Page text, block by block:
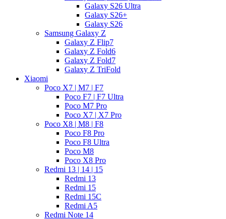
Galaxy S26 Ultra
Galaxy S26+
Galaxy S26
Samsung Galaxy Z
Galaxy Z Flip7
Galaxy Z Fold6
Galaxy Z Fold7
Galaxy Z TriFold
Xiaomi
Poco X7 | M7 | F7
Poco F7 | F7 Ultra
Poco M7 Pro
Poco X7 | X7 Pro
Poco X8 | M8 | F8
Poco F8 Pro
Poco F8 Ultra
Poco M8
Poco X8 Pro
Redmi 13 | 14 | 15
Redmi 13
Redmi 15
Redmi 15C
Redmi A5
Redmi Note 14